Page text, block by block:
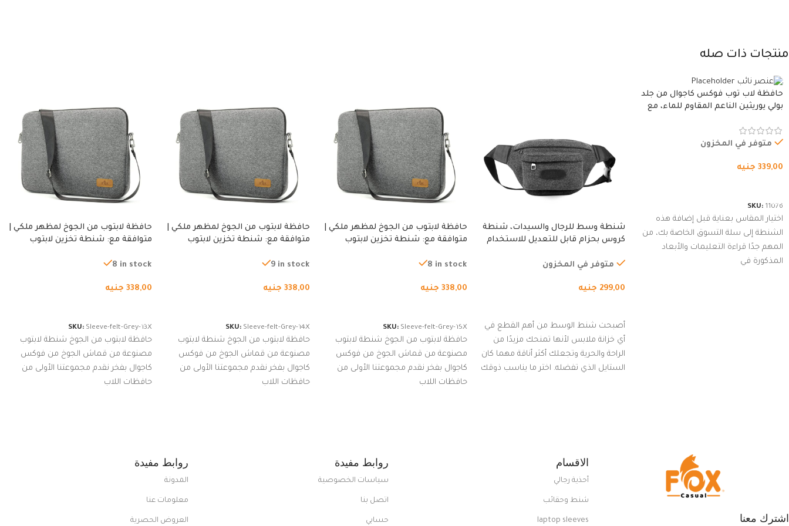
منتجات ذات صله
حافظة لاب توب فوكس كاجوال من جلد
بولي يوريثين الناعم المقاوم للماء، مع
متوفر في المخزون
339,00 جنيه
SKU: 11076
اختيار المقاس بعناية قبل إضافة هذه
الشنطة إلى سلة التسوق الخاصة بك، من
المهم جدًا قراءة التعليمات والأبعاد
المذكورة في
شنطة وسط للرجال والسيدات، شنطة
كروس بحزام قابل للتعديل للاستخدام
المشي لمسافات طويلة، وركوب
متوفر في المخزون
299,00 جنيه
أصبحت شنط الوسط من أهم القطع في
أي خزانة ملابس لأنها تمنحك مزيدًا من
الراحة والحرية وتجعلك أكثر أناقة مهما كان
الستايل الذي تفضله. اختر ما يناسب ذوقك
حافظة لابتوب من الجوخ لمظهر ملكي |
متوافقة مع: شنطة تخزين لابتوب
من الجوخ لجهاز نوت بوك والتابلت،
8 in stock
338,00 جنيه
SKU: Sleeve-felt-Grey-15X
حافظة لابتوب من الجوخ شنطة لابتوب
مصنوعة من قماش الجوخ من فوكس
كاجوال بفخر نقدم مجموعتنا الأولى من
حافظات اللاب
حافظة لابتوب من الجوخ لمظهر ملكي |
متوافقة مع: شنطة تخزين لابتوب
من الجوخ لجهاز نوت بوك والتابلت،
9 in stock
338,00 جنيه
SKU: Sleeve-felt-Grey-14X
حافظة لابتوب من الجوخ شنطة لابتوب
مصنوعة من قماش الجوخ من فوكس
كاجوال بفخر نقدم مجموعتنا الأولى من
حافظات اللاب
حافظة لابتوب من الجوخ لمظهر ملكي |
متوافقة مع: شنطة تخزين لابتوب
من الجوخ لجهاز نوت بوك والتابلت،
8 in stock
338,00 جنيه
SKU: Sleeve-felt-Grey-13X
حافظة لابتوب من الجوخ شنطة لابتوب
مصنوعة من قماش الجوخ من فوكس
كاجوال بفخر نقدم مجموعتنا الأولى من
حافظات اللاب
اشترك معنا
الاقسام
أحذية رجالي
شنط وحقائب
laptop sleeves
روابط مفيدة
سياسات الخصوصية
اتصل بنا
حسابي
روابط مفيدة
المدونة
معلومات عنا
العروض الحصرية